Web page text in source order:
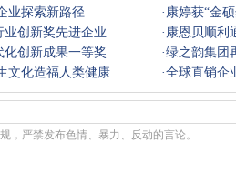
业探索新路径 · 康婷获“金
创新奖先进企业 · 康恩贝顺利
化创新成果一等奖 ·绿之韵集团
文化造福人类健康 ·全球直销企
，严禁发布色情、暴力、反动的言论。